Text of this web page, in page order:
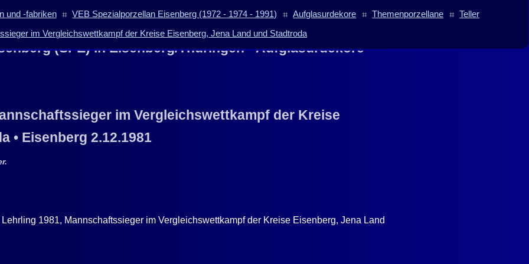
und -fabriken ⌗ VEB Spezialporzellan Eisenberg (1972 - 1974 - 1991) ⌗ Aufglasurdekore ⌗ Themenporzellane ⌗ Teller
im Vergleichswettkampf der Kreise Eisenberg, Jena Land und Stadtroda
(SPE) in Eisenberg/Thüringen• Aufglasurdekore •
im Vergleichswettkampf der Kreise
• Eisenberg 2.12.1981
1981, Mannschaftssieger im Vergleichswettkampf der Kreise Eisenberg, Jena Land